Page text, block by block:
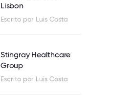
Lisbon
Escrito por Luis Costa
Stingray Healthcare
Group
Escrito por Luis Costa